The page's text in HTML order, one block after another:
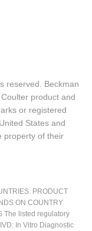
reserved. Beckman
product and
or registered
States and
property of their
PRODUCT
ON COUNTRY
The listed regulatory
In Vitro Diagnostic